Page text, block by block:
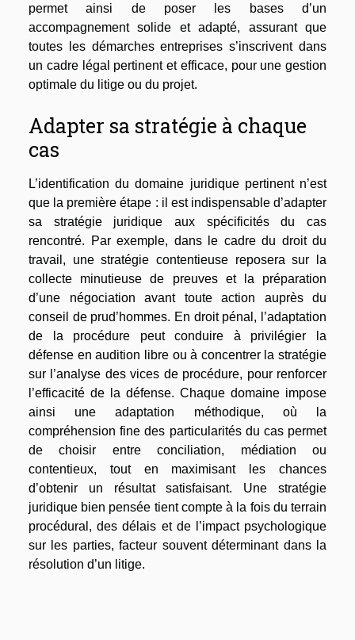
permet ainsi de poser les bases d’un
accompagnement solide et adapté, assurant que
toutes les démarches entreprises s’inscrivent dans
un cadre légal pertinent et efficace, pour une gestion
optimale du litige ou du projet.
Adapter sa stratégie à chaque
cas
L’identification du domaine juridique pertinent n’est
que la première étape : il est indispensable d’adapter
sa stratégie juridique aux spécificités du cas
rencontré. Par exemple, dans le cadre du droit du
travail, une stratégie contentieuse reposera sur la
collecte minutieuse de preuves et la préparation
d’une négociation avant toute action auprès du
conseil de prud’hommes. En droit pénal, l’adaptation
de la procédure peut conduire à privilégier la
défense en audition libre ou à concentrer la stratégie
sur l’analyse des vices de procédure, pour renforcer
l’efficacité de la défense. Chaque domaine impose
ainsi une adaptation méthodique, où la
compréhension fine des particularités du cas permet
de choisir entre conciliation, médiation ou
contentieux, tout en maximisant les chances
d’obtenir un résultat satisfaisant. Une stratégie
juridique bien pensée tient compte à la fois du terrain
procédural, des délais et de l’impact psychologique
sur les parties, facteur souvent déterminant dans la
résolution d’un litige.